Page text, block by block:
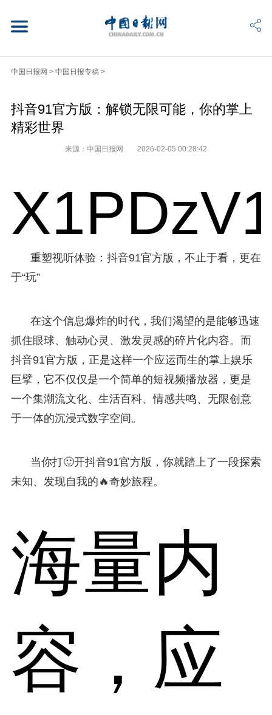
中国日报网 > 中国日报专稿 >
抖音91官方版：解锁无限可能，你的掌上
精彩世界
来源：中国日报网 2026-02-05 00:28:42
重塑视听体验：抖音91官方版，不止于看，更在
于“玩”
在这个信息爆炸的时代，我们渴望的是能够迅速
抓住眼球、触动心灵、激发灵感的碎片化内容。而
抖音91官方版，正是这样一个应运而生的掌上娱乐
巨擘，它不仅仅是一个简单的短视频播放器，更是
一个集潮流文化、生活百科、情感共鸣、无限创意
于一体的沉浸式数字空间。
当你打🙂开抖音91官方版，你就踏上了一段探索
未知、发现自我的🔥奇妙旅程。
海量内
容，应